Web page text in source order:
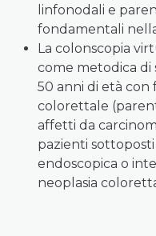
linfonodali e
fondamentali
La colonscopia
come metodica
50 anni di età con
colorettale
affetti da
pazienti
endoscopica o
neoplasia